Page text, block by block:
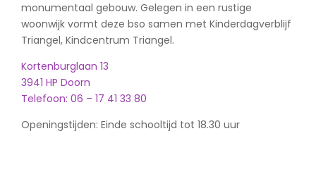
monumentaal gebouw. Gelegen in een rustige
woonwijk vormt deze bso samen met Kinderdagverblijf
Triangel, Kindcentrum Triangel.
Kortenburglaan 13
3941 HP Doorn
Telefoon: 06 – 17 41 33 80
Openingstijden: Einde schooltijd tot 18.30 uur